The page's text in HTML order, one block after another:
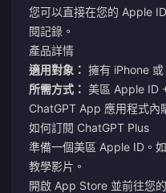
您可以直接在您的 Apple
閱記錄。
產品詳情
適用對象： 擁有 iPhone
所需方式： 美區 Apple ID
ChatGPT App 應用程式內
如何訂閱 ChatGPT Plus
準備一個美區 Apple ID。
教學影片。
開啟 App Store 並前往您